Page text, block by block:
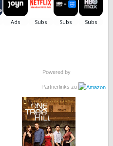
Powered by
Partnerlinks zu